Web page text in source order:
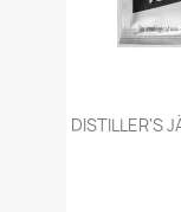
DISTILLER'S